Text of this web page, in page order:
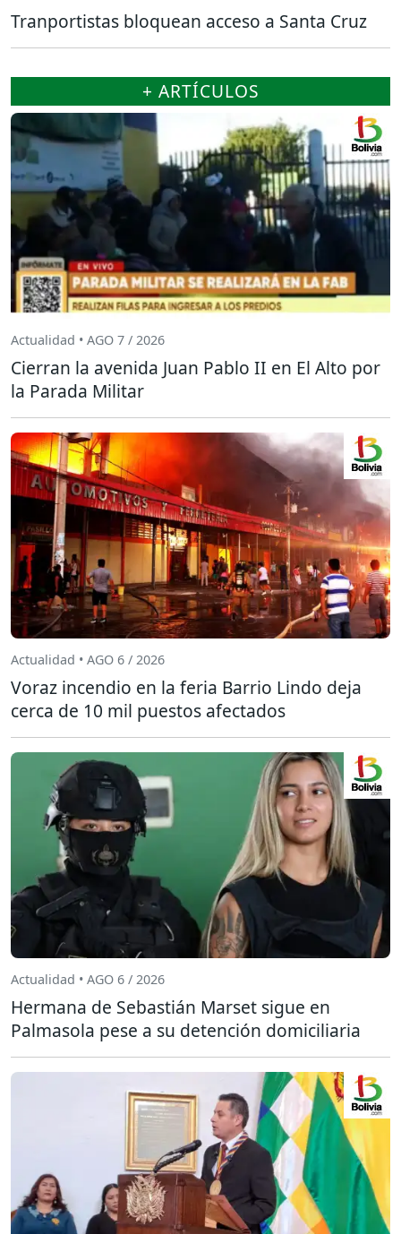
Tranportistas bloquean acceso a Santa Cruz
+ ARTÍCULOS
Actualidad • AGO 7 / 2026
Cierran la avenida Juan Pablo II en El Alto por
la Parada Militar
Actualidad • AGO 6 / 2026
Voraz incendio en la feria Barrio Lindo deja
cerca de 10 mil puestos afectados
Actualidad • AGO 6 / 2026
Hermana de Sebastián Marset sigue en
Palmasola pese a su detención domiciliaria